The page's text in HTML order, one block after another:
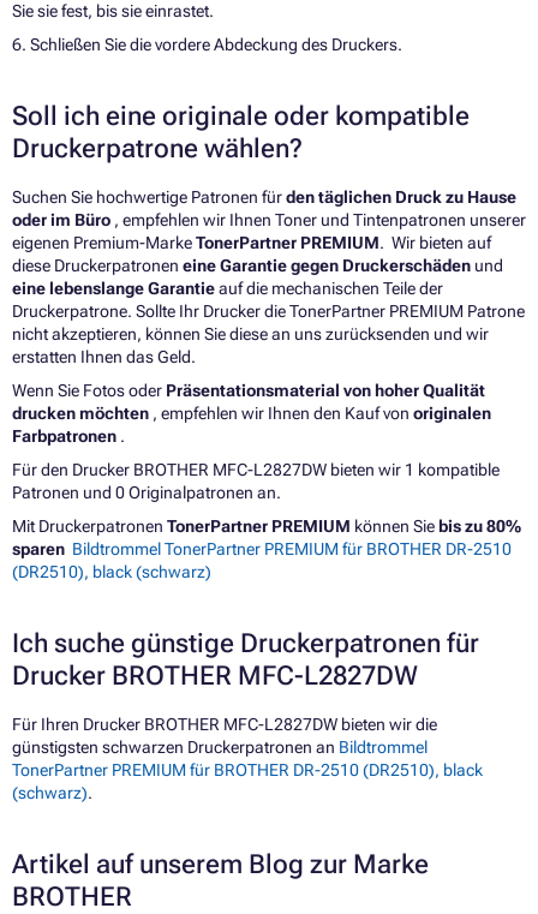
Sie sie fest, bis sie einrastet.
6. Schließen Sie die vordere Abdeckung des Druckers.
Soll ich eine originale oder kompatible
Druckerpatrone wählen?
Suchen Sie hochwertige Patronen fürden täglichen Druck zu Hause
oder im Büro , empfehlen wir Ihnen Toner und Tintenpatronen unserer
eigenen Premium-MarkeTonerPartner PREMIUM. Wir bieten auf
diese Druckerpatronen eine Garantie gegen Druckerschäden und
eine lebenslange Garantieauf die mechanischen Teile der
Druckerpatrone. Sollte Ihr Drucker die TonerPartner PREMIUM Patrone
nicht akzeptieren, können Sie diese an uns zurücksenden und wir
erstatten Ihnen das Geld.
Wenn Sie Fotos oder Präsentationsmaterial von hoher Qualität
drucken möchten , empfehlen wir Ihnen den Kauf von originalen
Farbpatronen .
Für den Drucker BROTHER MFC-L2827DW bieten wir 1 kompatible
Patronen und 0 Originalpatronen an.
Mit Druckerpatronen TonerPartner PREMIUM können Sie bis zu 80%
sparen Bildtrommel TonerPartner PREMIUM für BROTHER DR-2510
(DR2510), black (schwarz)
Ich suche günstige Druckerpatronen für
Drucker BROTHER MFC-L2827DW
Für Ihren Drucker BROTHER MFC-L2827DW bieten wir die
günstigsten schwarzen Druckerpatronen an Bildtrommel
TonerPartner PREMIUM für BROTHER DR-2510 (DR2510), black
(schwarz).
Artikel auf unserem Blog zur Marke
BROTHER